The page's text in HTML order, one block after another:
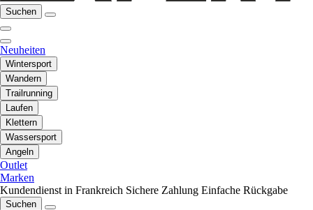
Suchen
Neuheiten
Wintersport
Wandern
Trailrunning
Laufen
Klettern
Wassersport
Angeln
Outlet
Marken
Kundendienst in Frankreich Sichere Zahlung Einfache Rückgabe
Suchen